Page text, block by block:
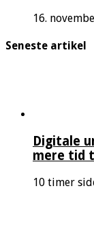
16.
Seneste artikel
Digitale
mere tid
10 timer